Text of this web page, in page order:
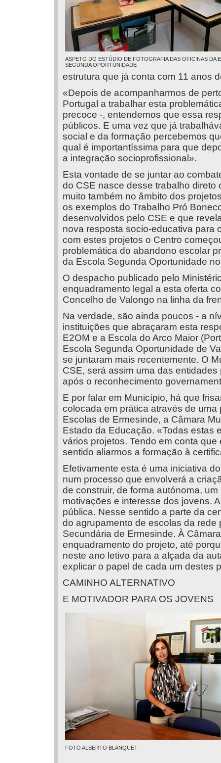
ASPETO DO ESTÚDIO DE FOTOGRAFIA DAS OFICINAS DA
SEGUNDA OPORTUNIDADE
estrutura que já conta com 11 anos
«Depois de acompanharmos de
Portugal a trabalhar esta
precoce -, entendemos que essa
públicos. E uma vez que já
social e da formação percebemos
qual é importantíssima para que
a integração socioprofissional».
Esta vontade de se juntar ao
do CSE nasce desse trabalho
muito também no âmbito dos
os exemplos do Trabalho Pró
desenvolvidos pelo CSE e que
nova resposta socio-educativa para
com estes projetos o Centro
problemática do abandono escolar
da Escola Segunda Oportunidade
O despacho publicado pelo
enquadramento legal a esta oferta
Concelho de Valongo na linha da
Na verdade, são ainda poucos - a
instituições que abraçaram esta
E2OM e a Escola do Arco Maior
Escola Segunda Oportunidade de
se juntaram mais recentemente. O
CSE, será assim uma das
após o reconhecimento
E por falar em Município, há que
colocada em prática através de
Escolas de Ermesinde, a Câmara
Estado da Educação. «Todas estas
vários projetos. Tendo em conta
sentido aliarmos a formação à
Efetivamente esta é uma iniciativa
num processo que envolverá a
de construir, de forma autónoma,
motivações e interesse dos jovens.
pública. Nesse sentido a parte da
do agrupamento de escolas da
Secundária de Ermesinde. À
enquadramento do projeto, até
neste ano letivo para a alçada da
explicar o papel de cada um destes
CAMINHO ALTERNATIVO
E MOTIVADOR PARA OS JOVENS
FOTO ALBERTO BLANQUET